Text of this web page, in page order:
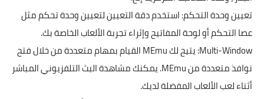
تعيين وحدة التحكم: استخدم دقة التعيين لتعيين وحدة تحكم مثل
عصا التحكم أو لوحة المفاتيح وإثراء تجربة الألعاب الخاصة بك.
Multi-Window: يتيح لك MEmu القيام بمهام متعددة من خلال فتح
نوافذ متعددة من MEmu. يمكنك مشاهدة البث التلفزيوني المباشر
أثناء لعب الألعاب المفضلة لديك.